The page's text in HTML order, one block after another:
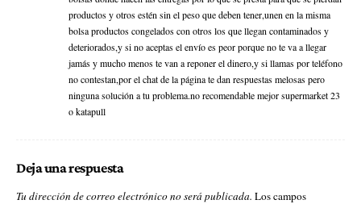
productos y otros estén sin el peso que deben tener,unen en la misma
bolsa productos congelados con otros los que llegan contaminados y
deteriorados,y si no aceptas el envío es peor porque no te va a llegar
jamás y mucho menos te van a reponer el dinero,y si llamas por teléfono
no contestan,por el chat de la página te dan respuestas melosas pero
ninguna solución a tu problema.no recomendable mejor supermarket 23
o katapull
Deja una respuesta
Tu dirección de correo electrónico no será publicada. Los campos